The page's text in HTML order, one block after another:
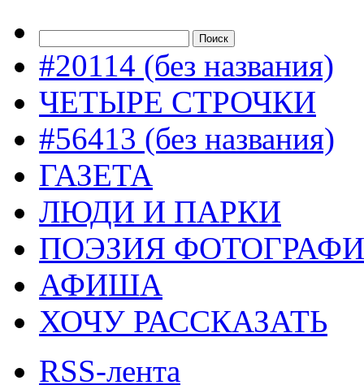
#20114 (без названия)
ЧЕТЫРЕ СТРОЧКИ
#56413 (без названия)
ГАЗЕТА
ЛЮДИ И ПАРКИ
ПОЭЗИЯ
АФИША
ХОЧУ РАССКАЗАТЬ
RSS-лента